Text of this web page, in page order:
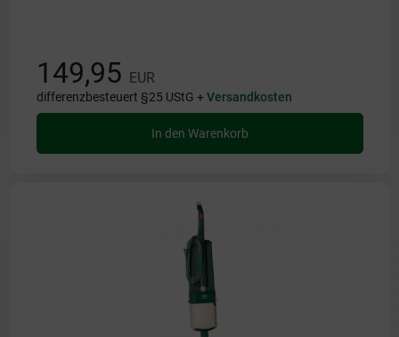
149,95 EUR
differenzbesteuert §25 UStG +Versandkosten
In den Warenkorb